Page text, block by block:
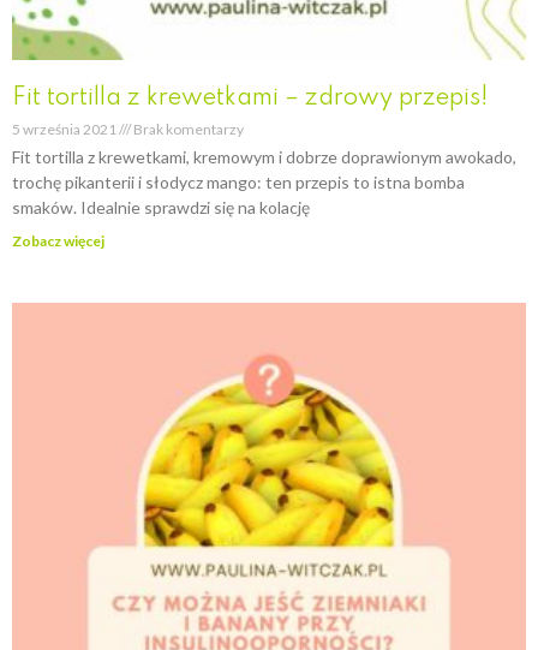
Fit tortilla z krewetkami – zdrowy przepis!
5 września 2021 Brak komentarzy
Fit tortilla z krewetkami, kremowym i dobrze doprawionym awokado,
trochę pikanterii i słodycz mango: ten przepis to istna bomba
smaków. Idealnie sprawdzi się na kolację
Zobacz więcej